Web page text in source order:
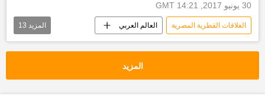
30 يونيو 2017, 14:21 GMT
العلاقات القطرية المصرية العالم العربي
الأخبار أخبار قطر اليوم سيناء
الشيخ خليفة بن حمد آل ثاني أمير قطر الأسبق
حمد بن خليفة الحكومة القطرية
أخبار مصر الآن أخبار السعودية اليوم
المزيد 13
المزيد